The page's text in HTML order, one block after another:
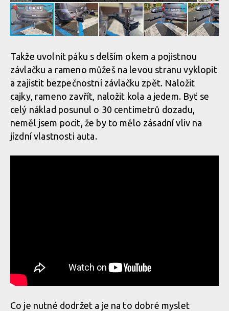
Takže uvolnit páku s delším okem a pojistnou
závlačku a rameno můžeš na levou stranu vyklopit
a zajistit bezpečnostní závlačku zpět. Naložit
cajky, rameno zavřít, naložit kola a jedem. Byť se
celý náklad posunul o 30 centimetrů dozadu,
neměl jsem pocit, že by to mělo zásadní vliv na
jízdní vlastnosti auta.
Co je nutné dodržet a je na to dobré myslet